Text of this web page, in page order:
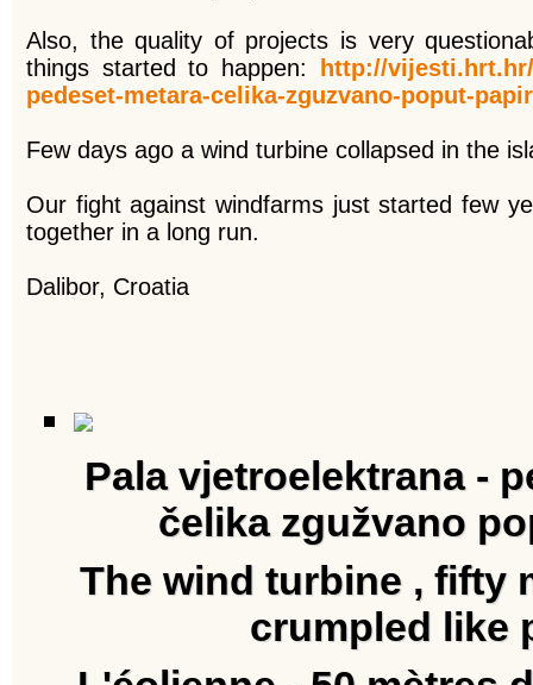
Also, the quality of projects is very
things started to happen:
http://
pedeset-metara-celika-zguzvano-poput-
Few days ago a wind turbine collapsed in the
Our fight against windfarms just started few
together in a long run.
Dalibor, Croatia
Pala vjetroelektrana -
čelika zgužvano
The wind turbine , fifty
crumpled like